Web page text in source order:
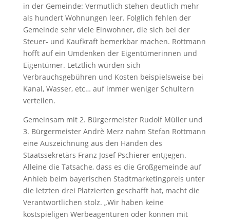
in der Gemeinde: Vermutlich stehen deutlich mehr
als hundert Wohnungen leer. Folglich fehlen der
Gemeinde sehr viele Einwohner, die sich bei der
Steuer- und Kaufkraft bemerkbar machen. Rottmann
hofft auf ein Umdenken der Eigentümerinnen und
Eigentümer. Letztlich würden sich
Verbrauchsgebühren und Kosten beispielsweise bei
Kanal, Wasser, etc… auf immer weniger Schultern
verteilen.
Gemeinsam mit 2. Bürgermeister Rudolf Müller und
3. Bürgermeister Andrè Merz nahm Stefan Rottmann
eine Auszeichnung aus den Händen des
Staatssekretärs Franz Josef Pschierer entgegen.
Alleine die Tatsache, dass es die Großgemeinde auf
Anhieb beim bayerischen Stadtmarketingpreis unter
die letzten drei Platzierten geschafft hat, macht die
Verantwortlichen stolz. „Wir haben keine
kostspieligen Werbeagenturen oder können mit